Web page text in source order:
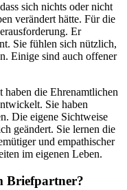
sich nichts oder nicht
verändert hätte. Für die
Er
Sie fühlen sich nützlich,
Einige sind auch offener
die Ehrenamtlichen
Sie haben
Die eigene Sichtweise
geändert. Sie lernen die
und empathischer
im eigenen Leben.
Briefpartner?